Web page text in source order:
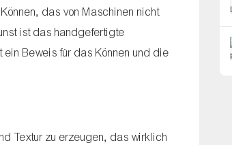
das von Maschinen nicht
ist das handgefertigte
Beweis für das Können und die
Textur zu erzeugen, das wirklich